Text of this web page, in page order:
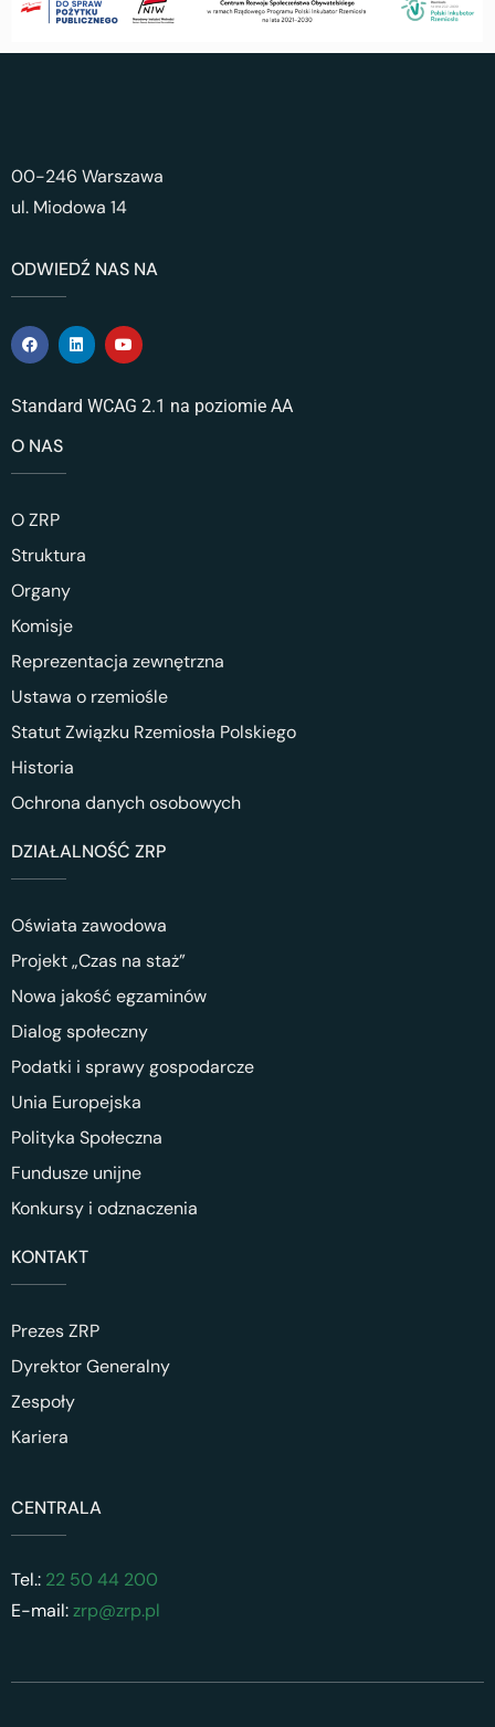
00-246 Warszawa
ul. Miodowa 14
ODWIEDŹ NAS NA
Standard WCAG 2.1 na poziomie AA
O NAS
O ZRP
Struktura
Organy
Komisje
Reprezentacja zewnętrzna
Ustawa o rzemiośle
Statut Związku Rzemiosła Polskiego
Historia
Ochrona danych osobowych
DZIAŁALNOŚĆ ZRP
Oświata zawodowa
Projekt „Czas na staż”
Nowa jakość egzaminów
Dialog społeczny
Podatki i sprawy gospodarcze
Unia Europejska
Polityka Społeczna
Fundusze unijne
Konkursy i odznaczenia
KONTAKT
Prezes ZRP
Dyrektor Generalny
Zespoły
Kariera
CENTRALA
Tel.: 22 50 44 200
E-mail:zrp@zrp.pl